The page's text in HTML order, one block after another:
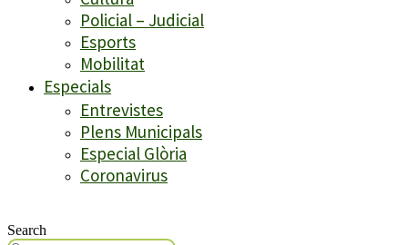
Policial – Judicial
Esports
Mobilitat
Especials
Entrevistes
Plens Municipals
Especial Glòria
Coronavirus
Search